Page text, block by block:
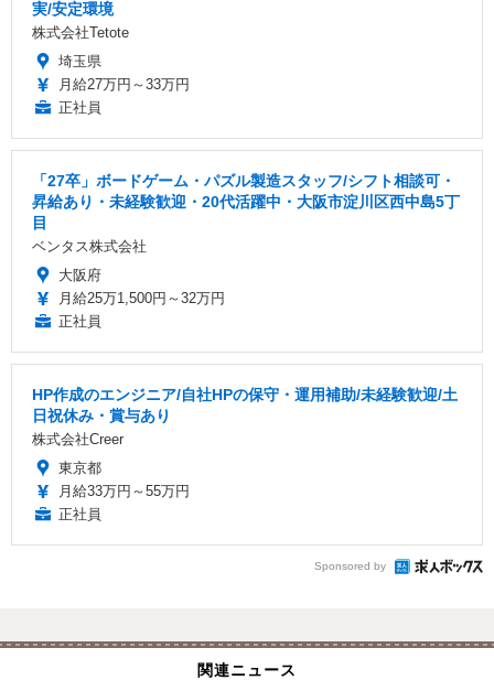
実/安定環境
株式会社Tetote
埼玉県
月給27万円～33万円
正社員
「27卒」ボードゲーム・パズル製造スタッフ/シフト相談可・
昇給あり・未経験歓迎・20代活躍中・大阪市淀川区西中島5丁
目
ベンタス株式会社
大阪府
月給25万1,500円～32万円
正社員
HP作成のエンジニア/自社HPの保守・運用補助/未経験歓迎/土
日祝休み・賞与あり
株式会社Creer
東京都
月給33万円～55万円
正社員
Sponsored by
関連ニュース